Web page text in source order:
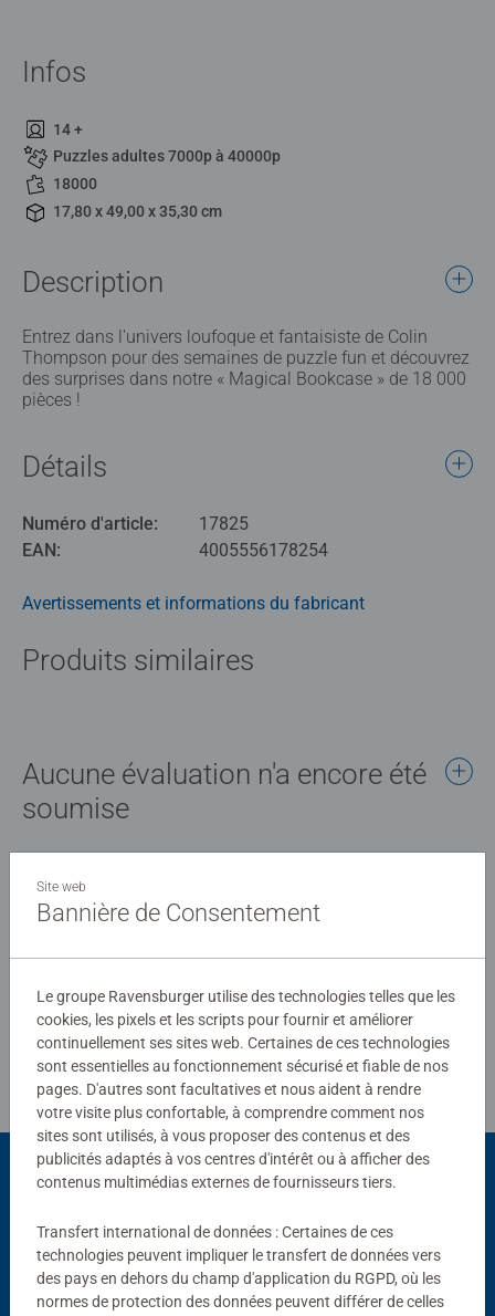
Infos
14 +
Puzzles adultes 7000p à 40000p
18000
17,80 x 49,00 x 35,30 cm
Description
Entrez dans l'univers loufoque et fantaisiste de Colin
Thompson pour des semaines de puzzle fun et découvrez
des surprises dans notre « Magical Bookcase » de 18 000
pièces !
Détails
Numéro d'article:
17825
EAN:
4005556178254
Avertissements et informations du fabricant
Produits similaires
Aucune évaluation n'a encore été
soumise
Rédiger une évaluation
Consignes d'évaluation
D'autres personnes aiment aussi
Site web
Bannière de Consentement
Le groupe Ravensburger utilise des technologies telles que les
cookies, les pixels et les scripts pour fournir et améliorer
continuellement ses sites web. Certaines de ces technologies
sont essentielles au fonctionnement sécurisé et fiable de nos
pages. D'autres sont facultatives et nous aident à rendre
votre visite plus confortable, à comprendre comment nos
sites sont utilisés, à vous proposer des contenus et des
publicités adaptés à vos centres d'intérêt ou à afficher des
contenus multimédias externes de fournisseurs tiers.
Transfert international de données : Certaines de ces
technologies peuvent impliquer le transfert de données vers
des pays en dehors du champ d'application du RGPD, où les
normes de protection des données peuvent différer de celles